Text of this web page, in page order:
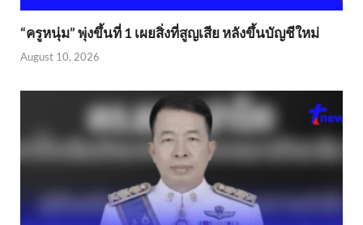
“ครูหนุ่ม” พุ่งขึ้นที่ 1 เผยสิ่งที่สูญเสีย หลังขึ้นบัญชีใหม่
August 10, 2026